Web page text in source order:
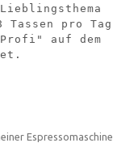
pro Tag
auf dem
Espressomaschine